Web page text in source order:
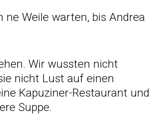
ne Weile warten, bis Andrea
Wir wussten nicht
nicht Lust auf einen
Kapuziner-Restaurant und
Suppe.